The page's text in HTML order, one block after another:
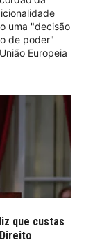
uma "decisão
de poder"
Europeia
que custas